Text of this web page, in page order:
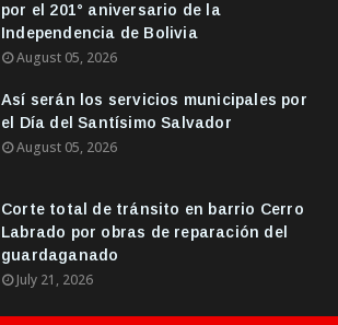
por el 201° aniversario de la
Independencia de Bolivia
August 05, 2026
Así serán los servicios municipales por
el Día del Santísimo Salvador
August 05, 2026
Corte total de tránsito en barrio Cerro
Labrado por obras de reparación del
guardaganado
July 21, 2026